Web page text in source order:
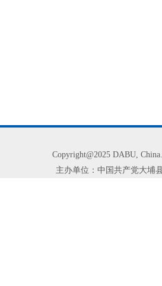
Copyright@2025 DABU,
主办单位：中国共产党大